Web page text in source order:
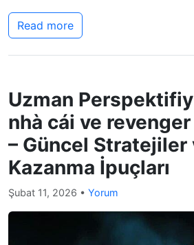
Read more
Uzman
nhà cái ve
– Güncel Stratejiler
Kazanma İpuçları
Şubat 11, 2026 • Yorum